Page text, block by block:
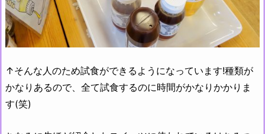
↑そんな人のため試食ができるようになっています!種類が
かなりあるので、全て試食するのに時間がかなりかかりま
す(笑)